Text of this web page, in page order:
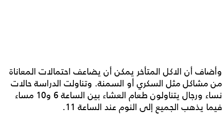
وأضاف أن الاكل المتأخر يمكن أن يضاعف احتمالات المعاناة
من مشاكل مثل السكري أو السمنة. وتناولت الدراسة حالات
نساء ورجال يتناولون طعام العشاء بين الساعة 6 و10 مساء
فيما يذهب الجميع إلى النوم عند الساعة 11.